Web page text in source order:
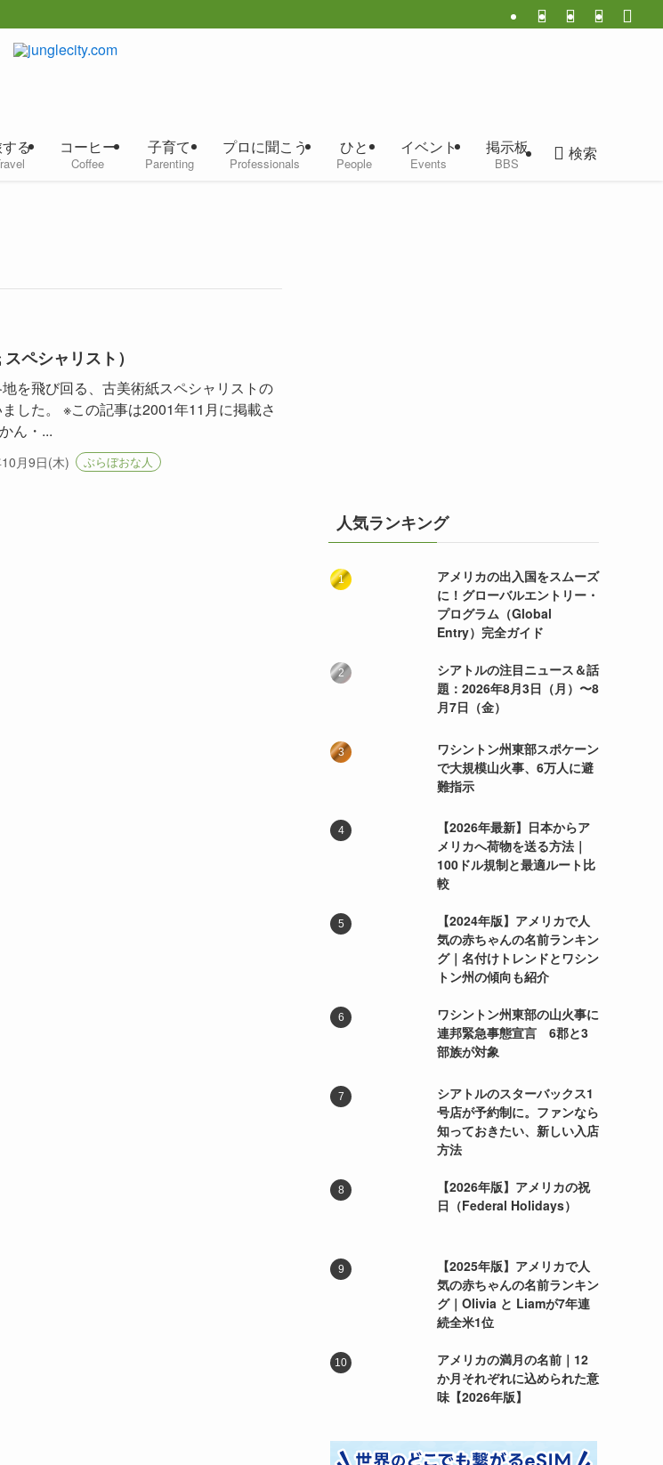
る コーヒー
Coffee
子育て
Parenting
プロに聞こう
Professionals
ひと
People
イベント
Events
掲示板
BBS
検索
ペシャリスト）
を飛び回る、古美術紙スペシャリストの
した。 ※この記事は2001年11月に掲載さ
ん・...
月9日(木) ぶらぼおな人
人気ランキング
アメリカの出入国をスムーズ
に！グローバルエントリー・
プログラム（Global
Entry）完全ガイド
シアトルの注目ニュース＆話
題：2026年8月3日（月）〜8
月7日（金）
ワシントン州東部スポケーン
で大規模山火事、6万人に避
難指示
【2026年最新】日本からア
メリカへ荷物を送る方法｜
100ドル規制と最適ルート比
較
【2024年版】アメリカで人
気の赤ちゃんの名前ランキン
グ｜名付けトレンドとワシン
トン州の傾向も紹介
ワシントン州東部の山火事に
連邦緊急事態宣言 6郡と3
部族が対象
シアトルのスターバックス1
号店が予約制に。ファンなら
知っておきたい、新しい入店
方法
【2026年版】アメリカの祝
日（Federal Holidays）
【2025年版】アメリカで人
気の赤ちゃんの名前ランキン
グ｜Olivia と Liamが7年連
続全米1位
アメリカの満月の名前｜12
か月それぞれに込められた意
味【2026年版】